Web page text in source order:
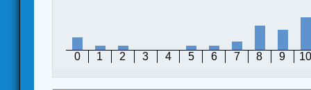
0 1 2 3 4 5 6 7 8 9 10